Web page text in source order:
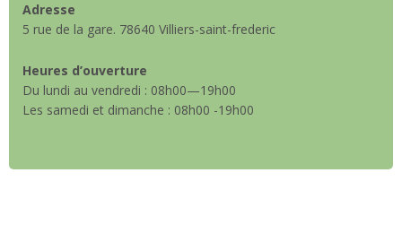
Adresse
5 rue de la gare. 78640 Villiers-saint-frederic
Heures d’ouverture
Du lundi au vendredi : 08h00—19h00
Les samedi et dimanche : 08h00 -19h00